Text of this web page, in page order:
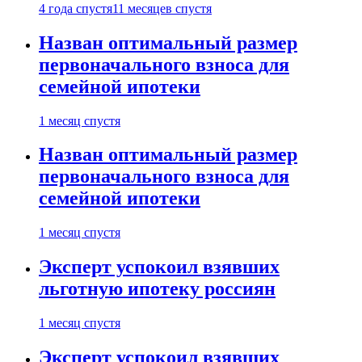
4 года спустя11 месяцев спустя
Назван оптимальный размер
первоначального взноса для
семейной ипотеки
1 месяц спустя
Назван оптимальный размер
первоначального взноса для
семейной ипотеки
1 месяц спустя
Эксперт успокоил взявших
льготную ипотеку россиян
1 месяц спустя
Эксперт успокоил взявших